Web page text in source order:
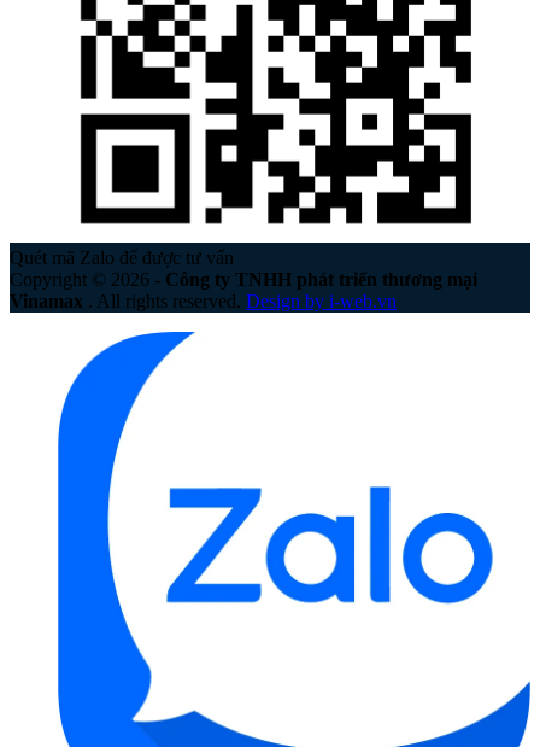
Quét mã Zalo để được tư vấn
Copyright © 2026 - Công ty TNHH phát triển thương mại
Vinamax . All rights reserved. Design by i-web.vn